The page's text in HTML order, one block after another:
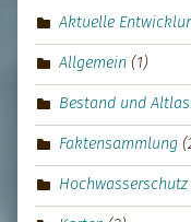
Aktuelle
Allgemein (1)
Bestand und
Faktensammlung
Hochwasserschutz